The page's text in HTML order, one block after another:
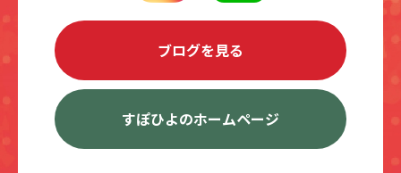
ブログを見る
すぽひよのホームページ